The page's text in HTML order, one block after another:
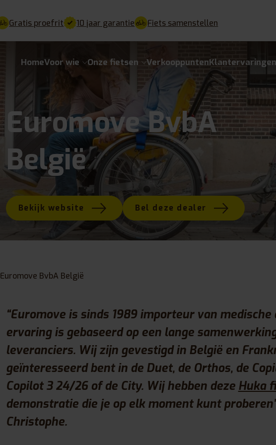
Gratis proefrit 10 jaar garantie Fiets samenstellen
HomeVoor wie Onze fietsen VerkooppuntenKlantervaringen
Euromove BvbA
België
Bekijk website Bel deze dealer
Euromove BvbA België
“Euromove is sinds 1989 importeur van medische
ervaring is gebaseerd op een lange
leveranciers. Wij zijn gevestigd in België en
geïnteresseerd bent in de Duet, de Orthos, de
Copilot 3 24/26 of de City. Wij hebben deze Huka
demonstratie die je op elk moment kunt
Christophe.